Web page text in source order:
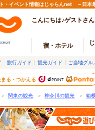
・イベント情報はじゃらんnet ～日本
こんにちは♪ゲストさん
宿・ホテル
旅行ガイド 観光ガイド ご当地グル
る・つかえる
＞ 関東の観光 ＞ 神奈川の観光 ＞ 箱